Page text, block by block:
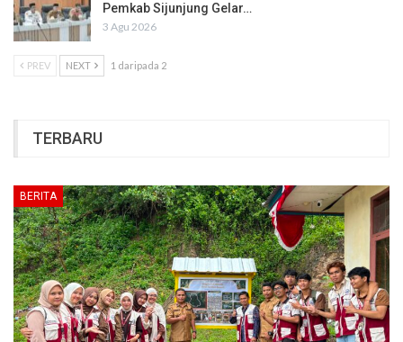
Pemkab Sijunjung Gelar…
3 Agu 2026
PREV NEXT 1 daripada 2
TERBARU
BERITA